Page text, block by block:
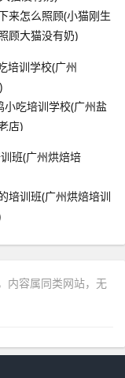
来怎么照顾(小猫刚生
顾大猫没有奶)
小吃培训学校(广州盐
店)
培训班(广州烘焙培训
内容属同类网站，无